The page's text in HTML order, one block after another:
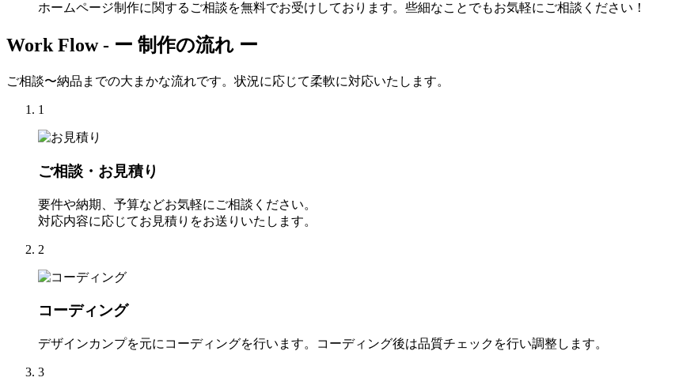
ホームページ制作に関するご相談を無料でお受けしております。些細なことでもお気軽にご相談ください！
Work Flow - ー 制作の流れ ー
ご相談〜納品までの大まかな流れです。状況に応じて柔軟に対応いたします。
1
ご相談・お見積り
要件や納期、予算などお気軽にご相談ください。
対応内容に応じてお見積りをお送りいたします。
2
コーディング
デザインカンプを元にコーディングを行います。コーディング後は品質チェックを行い調整します。
3